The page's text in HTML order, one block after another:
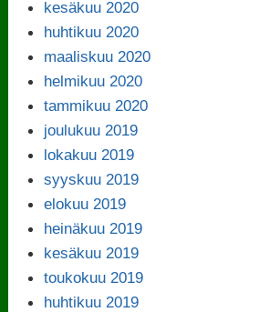
kesäkuu 2020
huhtikuu 2020
maaliskuu 2020
helmikuu 2020
tammikuu 2020
joulukuu 2019
lokakuu 2019
syyskuu 2019
elokuu 2019
heinäkuu 2019
kesäkuu 2019
toukokuu 2019
huhtikuu 2019